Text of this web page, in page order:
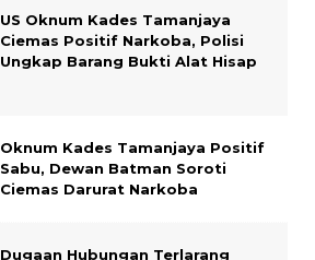
US Oknum Kades Tamanjaya
Ciemas Positif Narkoba, Polisi
Ungkap Barang Bukti Alat Hisap
Oknum Kades Tamanjaya Positif
Sabu, Dewan Batman Soroti
Ciemas Darurat Narkoba
Dugaan Hubungan Terlarang